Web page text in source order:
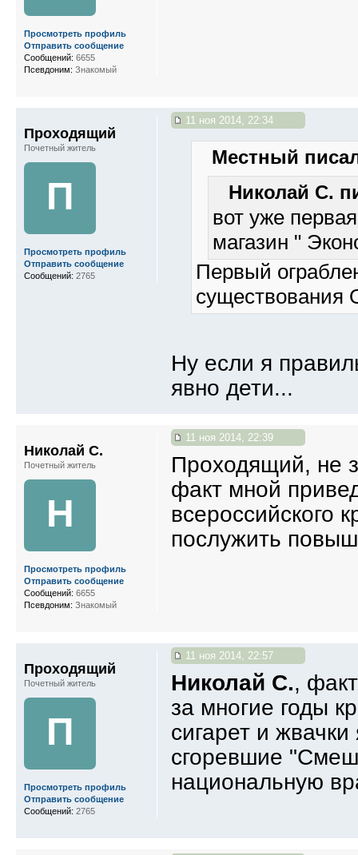
Просмотреть профиль
Отправить сообщение
Сообщений: 6655
Псевдоним: Знакомый
11 ноя 2014, 22:34
Местный
Николай С.
вот уже
магазин "
Первый
существования
Ну если я
явно дети...
Проходящий
Почетный житель
П
Просмотреть профиль
Отправить сообщение
Сообщений: 2765
11 ноя 2014, 22:39
Проходящий, не
факт мной
всероссийского
послужить
Николай С.
Почетный житель
Н
Просмотреть профиль
Отправить сообщение
Сообщений: 6655
Псевдоним: Знакомый
11 ноя 2014, 22:57
Николай С.,
за многие годы
сигарет и
сгоревшие
национальную
Проходящий
Почетный житель
П
Просмотреть профиль
Отправить сообщение
Сообщений: 2765